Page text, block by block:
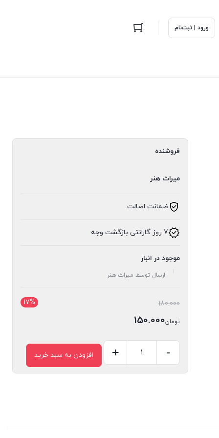
ورود | ثبت‌نام
فروشنده
میراث هنر
ضمانت اصالت
7 روز گارانتی بازگشت وجه
موجود در انبار
ارسال توسط میراث هنر
17% 180.000قیمت
اصلی:
تومان150.000
فعلی:
تومان150.000.
گلویی
-
+ افزودن به سبد خرید